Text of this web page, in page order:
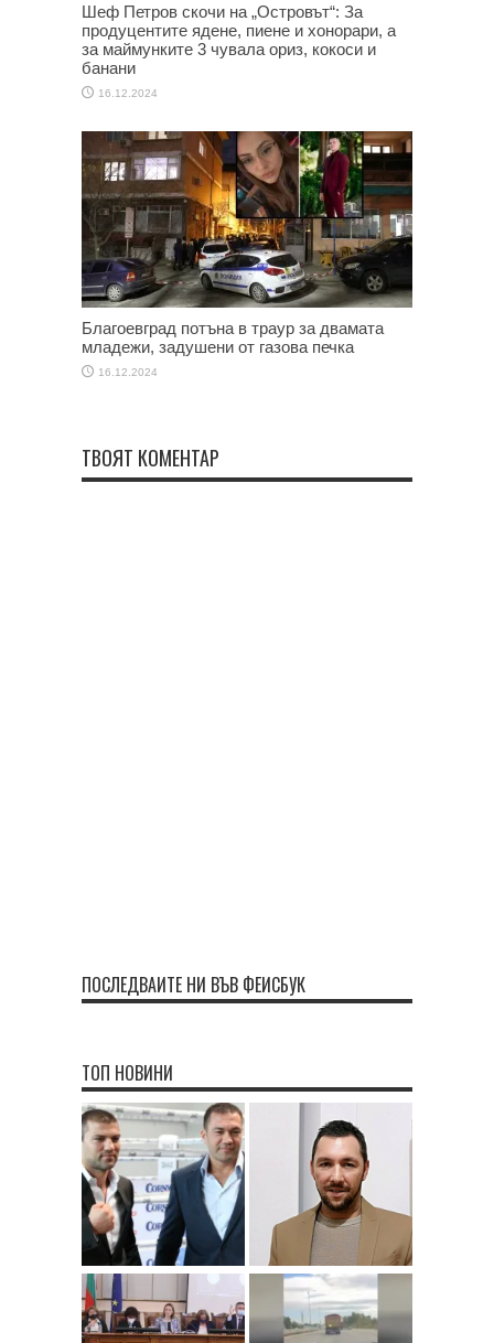
Шеф Петров скочи на „Островът“: За
продуцентите ядене, пиене и хонорари, а
за маймунките 3 чувала ориз, кокоси и
банани
16.12.2024
Благоевград потъна в траур за двамата
младежи, задушени от газова печка
16.12.2024
ТВОЯТ КОМЕНТАР
ПОСЛЕДВАЙТЕ НИ ВЪВ ФЕЙСБУК
ТОП НОВИНИ